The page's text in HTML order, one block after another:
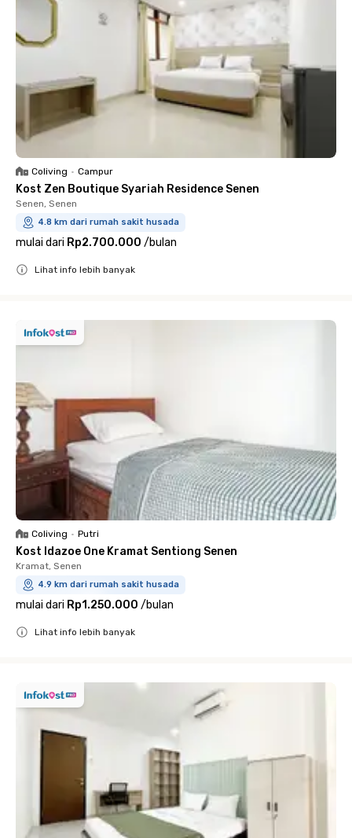
Coliving • Campur
Kost Zen Boutique Syariah Residence Senen
Senen, Senen
4.8 km dari rumah sakit husada
mulai dari Rp2.700.000 /bulan
Lihat info lebih banyak
Coliving • Putri
Kost Idazoe One Kramat Sentiong Senen
Kramat, Senen
4.9 km dari rumah sakit husada
mulai dari Rp1.250.000 /bulan
Lihat info lebih banyak